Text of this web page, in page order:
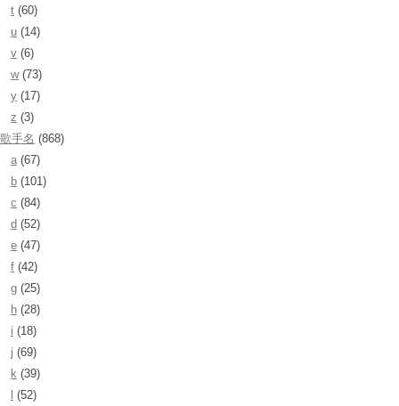
t (60)
u (14)
v (6)
w(73)
y (17)
z (3)
歌手名 (868)
a (67)
b (101)
c (84)
d (52)
e (47)
f (42)
g (25)
h (28)
i (18)
j (69)
k (39)
(52)